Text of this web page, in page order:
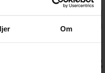
Om
Legg i
Antall på
20+